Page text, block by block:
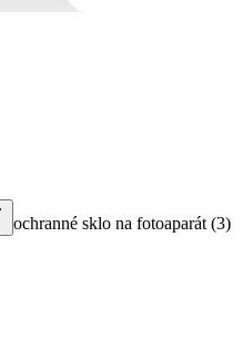
ochranné sklo na fotoaparát (3)